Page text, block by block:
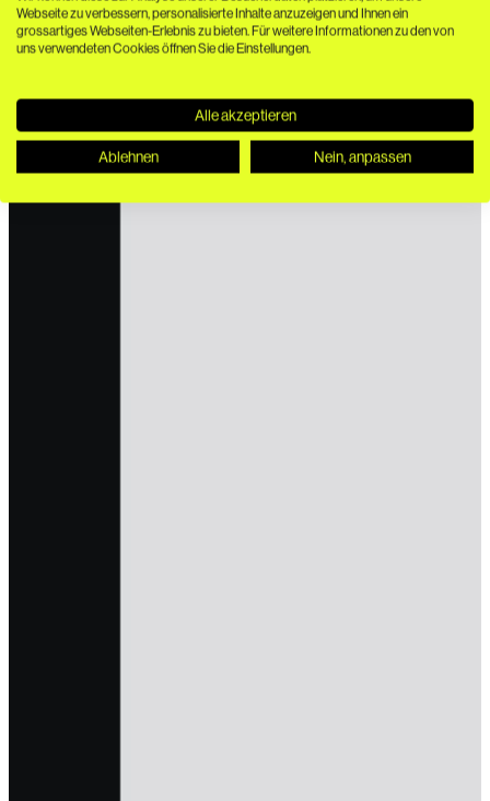
Webseite zu verbessern, personalisierte Inhalte anzuzeigen und Ihnen ein
grossartiges Webseiten-Erlebnis zu bieten. Für weitere Informationen zu den von
uns verwendeten Cookies öffnen Sie die Einstellungen.
Alle akzeptieren
Ablehnen Nein, anpassen